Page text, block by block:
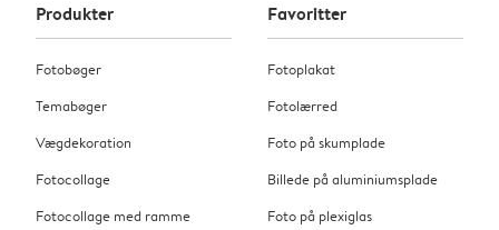
Produkter
Fotobøger
Temabøger
Vægdekoration
Fotocollage
Fotocollage med ramme
Favoritter
Fotoplakat
Fotolærred
Foto på skumplade
Billede på aluminiumsplade
Foto på plexiglas